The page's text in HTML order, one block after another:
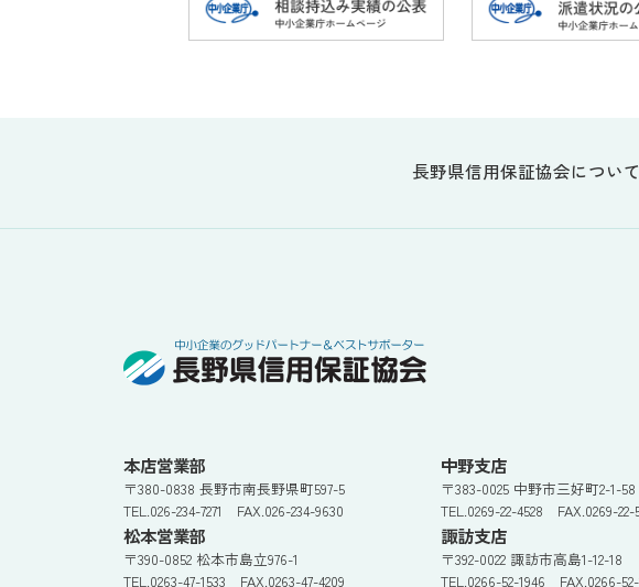
長野県信用保証協会について
本店営業部
〒380-0838 長野市南長野県町597-5
TEL.026-234-7271 FAX.026-234-9630
中野支店
〒383-0025 中野市三好町2-1-58
TEL.0269-22-4528 FAX.0269-22-
松本営業部
〒390-0852 松本市島立976-1
TEL.0263-47-1533 FAX.0263-47-4209
諏訪支店
〒392-0022 諏訪市高島1-12-18
TEL.0266-52-1946 FAX.0266-52-